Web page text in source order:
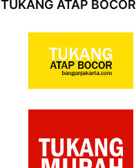
TUKANG ATAP BOCOR